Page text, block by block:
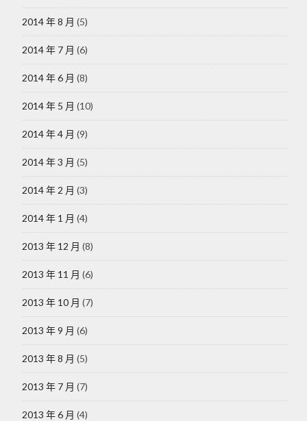
2014 年 8 月 (5)
2014 年 7 月 (6)
2014 年 6 月 (8)
2014 年 5 月 (10)
2014 年 4 月 (9)
2014 年 3 月 (5)
2014 年 2 月 (3)
2014 年 1 月 (4)
2013 年 12 月 (8)
2013 年 11 月 (6)
2013 年 10 月 (7)
2013 年 9 月 (6)
2013 年 8 月 (5)
2013 年 7 月 (7)
2013 年 6 月 (4)